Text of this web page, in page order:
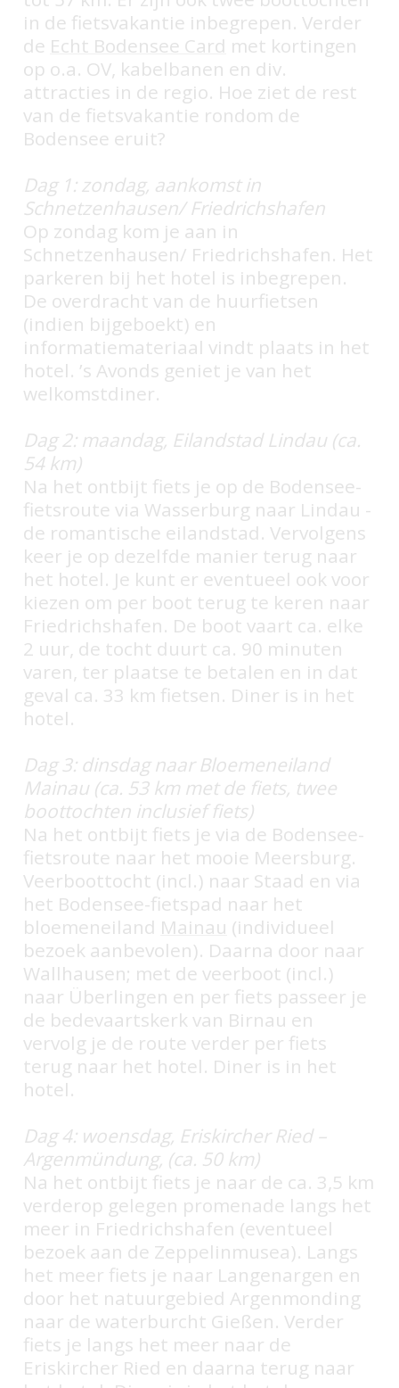
in de fietsvakantie inbegrepen. Verder
de Echt Bodensee Card met kortingen
op o.a. OV, kabelbanen en div.
attracties in de regio. Hoe ziet de rest
van de fietsvakantie rondom de
Bodensee eruit?
Dag 1: zondag, aankomst in
Schnetzenhausen/ Friedrichshafen
Op zondag kom je aan in
Schnetzenhausen/ Friedrichshafen. Het
parkeren bij het hotel is inbegrepen.
De overdracht van de huurfietsen
(indien bijgeboekt) en
informatiemateriaal vindt plaats in het
hotel. ’s Avonds geniet je van het
welkomstdiner.
Dag 2: maandag, Eilandstad Lindau (ca.
54 km)
Na het ontbijt fiets je op de Bodensee-
fietsroute via Wasserburg naar Lindau -
de romantische eilandstad. Vervolgens
keer je op dezelfde manier terug naar
het hotel. Je kunt er eventueel ook voor
kiezen om per boot terug te keren naar
Friedrichshafen. De boot vaart ca. elke
2 uur, de tocht duurt ca. 90 minuten
varen, ter plaatse te betalen en in dat
geval ca. 33 km fietsen. Diner is in het
hotel.
Dag 3: dinsdag naar Bloemeneiland
Mainau (ca. 53 km met de fiets, twee
boottochten inclusief fiets)
Na het ontbijt fiets je via de Bodensee-
fietsroute naar het mooie Meersburg.
Veerboottocht (incl.) naar Staad en via
het Bodensee-fietspad naar het
bloemeneiland Mainau (individueel
bezoek aanbevolen). Daarna door naar
Wallhausen; met de veerboot (incl.)
naar Überlingen en per fiets passeer je
de bedevaartskerk van Birnau en
vervolg je de route verder per fiets
terug naar het hotel. Diner is in het
hotel.
Dag 4: woensdag, Eriskircher Ried –
Argenmündung, (ca. 50 km)
Na het ontbijt fiets je naar de ca. 3,5 km
verderop gelegen promenade langs het
meer in Friedrichshafen (eventueel
bezoek aan de Zeppelinmusea). Langs
het meer fiets je naar Langenargen en
door het natuurgebied Argenmonding
naar de waterburcht Gießen. Verder
fiets je langs het meer naar de
Eriskircher Ried en daarna terug naar